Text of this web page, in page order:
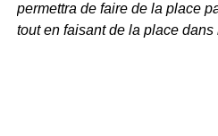
permettra de faire de la place
tout en faisant de la place dans